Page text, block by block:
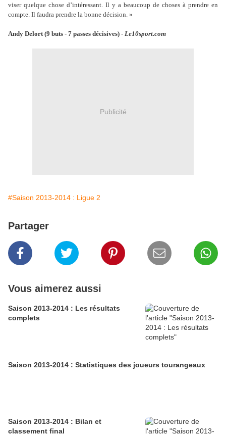
viser quelque chose d’intéressant. Il y a beaucoup de choses à prendre en
compte. Il faudra prendre la bonne décision. »
Andy Delort (9 buts - 7 passes décisives) - Le10sport.com
Publicité
#Saison 2013-2014 : Ligue 2
Partager
Vous aimerez aussi
Saison 2013-2014 : Les résultats
complets
Saison 2013-2014 : Statistiques des joueurs tourangeaux
Saison 2013-2014 : Bilan et
classement final